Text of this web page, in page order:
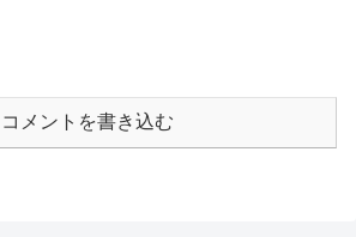
コメントを書き込む